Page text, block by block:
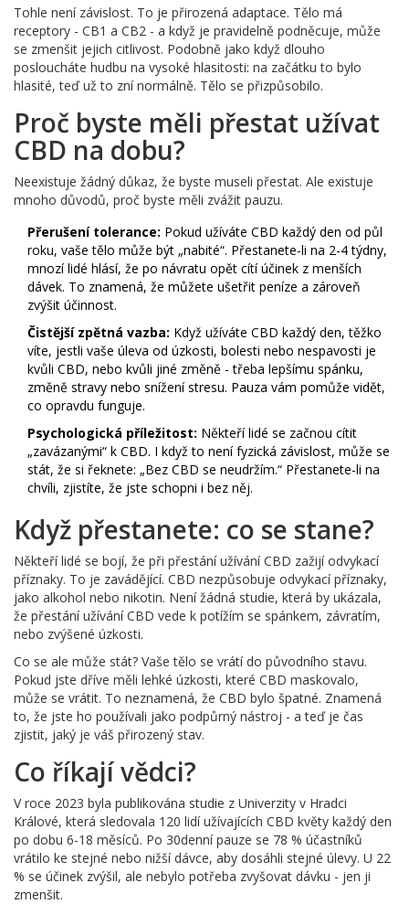
Tohle není závislost. To je přirozená adaptace. Tělo má
receptory - CB1 a CB2 - a když je pravidelně podněcuje, může
se zmenšit jejich citlivost. Podobně jako když dlouho
posloucháte hudbu na vysoké hlasitosti: na začátku to bylo
hlasité, teď už to zní normálně. Tělo se přizpůsobilo.
Proč byste měli přestat užívat
CBD na dobu?
Neexistuje žádný důkaz, že byste museli přestat. Ale existuje
mnoho důvodů, proč byste měli zvážit pauzu.
Přerušení tolerance: Pokud užíváte CBD každý den od půl
roku, vaše tělo může být „nabité“. Přestanete-li na 2-4 týdny,
mnozí lidé hlásí, že po návratu opět cítí účinek z menších
dávek. To znamená, že můžete ušetřit peníze a zároveň
zvýšit účinnost.
Čistější zpětná vazba: Když užíváte CBD každý den, těžko
víte, jestli vaše úleva od úzkosti, bolesti nebo nespavosti je
kvůli CBD, nebo kvůli jiné změně - třeba lepšímu spánku,
změně stravy nebo snížení stresu. Pauza vám pomůže vidět,
co opravdu funguje.
Psychologická příležitost: Někteří lidé se začnou cítit
„zavázanými“ k CBD. I když to není fyzická závislost, může se
stát, že si řeknete: „Bez CBD se neudržím.“ Přestanete-li na
chvíli, zjistíte, že jste schopni i bez něj.
Když přestanete: co se stane?
Někteří lidé se bojí, že při přestání užívání CBD zažijí odvykací
příznaky. To je zavádějící. CBD nezpůsobuje odvykací příznaky,
jako alkohol nebo nikotin. Není žádná studie, která by ukázala,
že přestání užívání CBD vede k potížím se spánkem, závratím,
nebo zvýšené úzkosti.
Co se ale může stát? Vaše tělo se vrátí do původního stavu.
Pokud jste dříve měli lehké úzkosti, které CBD maskovalo,
může se vrátit. To neznamená, že CBD bylo špatné. Znamená
to, že jste ho používali jako podpůrný nástroj - a teď je čas
zjistit, jaký je váš přirozený stav.
Co říkají vědci?
V roce 2023 byla publikována studie z Univerzity v Hradci
Králové, která sledovala 120 lidí užívajících CBD květy každý den
po dobu 6-18 měsíců. Po 30denní pauze se 78 % účastníků
vrátilo ke stejné nebo nižší dávce, aby dosáhli stejné úlevy. U 22
% se účinek zvýšil, ale nebylo potřeba zvyšovat dávku - jen ji
zmenšit.